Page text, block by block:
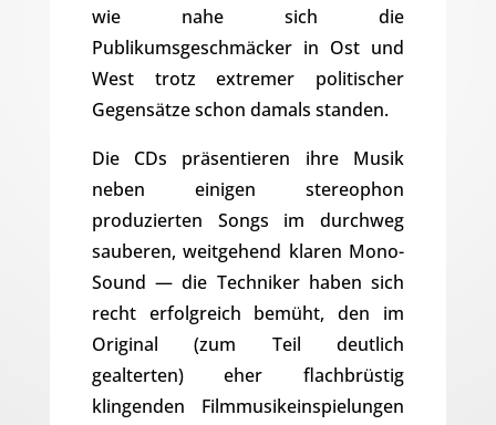
wie nahe sich die
Publikumsgeschmäcker in Ost und
West trotz extremer politischer
Gegensätze schon damals standen.
Die CDs präsentieren ihre Musik
neben einigen stereophon
produzierten Songs im durchweg
sauberen, weitgehend klaren Mono-
Sound — die Techniker haben sich
recht erfolgreich bemüht, den im
Original (zum Teil deutlich
gealterten) eher flachbrüstig
klingenden Filmmusikeinspielungen